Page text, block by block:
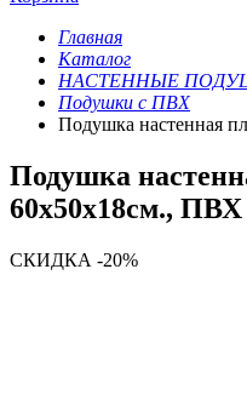
Главная
Каталог
НАСТЕННЫЕ
Подушки с ПВХ
Подушка настенная
Подушка
60х50х18см.,
СКИДКА -20%